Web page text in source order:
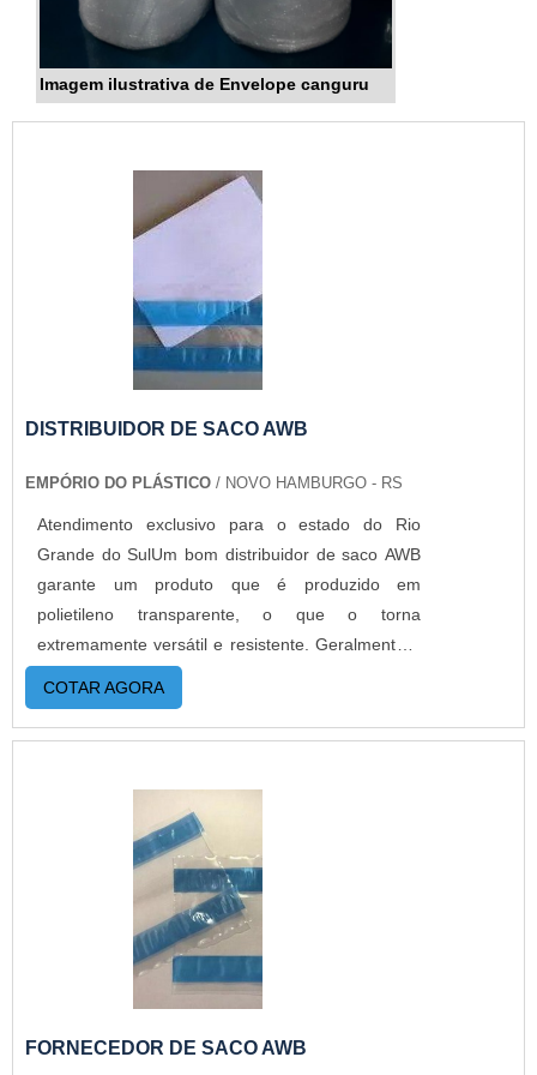
Imagem ilustrativa de Envelope canguru
DISTRIBUIDOR DE SACO AWB
EMPÓRIO DO PLÁSTICO / NOVO HAMBURGO - RS
Atendimento exclusivo para o estado do Rio
Grande do SulUm bom distribuidor de saco AWB
garante um produto que é produzido em
polietileno transparente, o que o torna
extremamente versátil e resistente. Geralmente é
utilizado por empresas para identificar e expedir
produtos junto as embalagens originais. A
praticidade é um ponto a destacar, graças as 3
envelope adere em qualquer superfície e se
mantém fixo mesmo com condições adversas de
transporte e temperaturas. MAIS DETALHES
IMPORTANTES SOBRE O PRODUTOMuito
utilizado para acondicionar notas fiscais,
conhecimento de transporte, faturas e
documentos de identificação, o produto protege e
COTAR AGORA
FORNECEDOR DE SACO AWB